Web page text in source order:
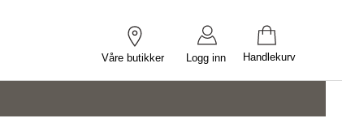
Våre butikker Logg inn Handlekurv